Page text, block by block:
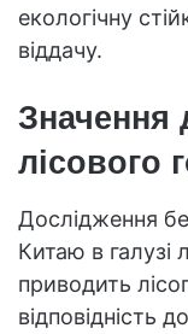
екологічну
віддачу.
Значення
лісового
Дослідження
Китаю в галузі
приводить
відповідність